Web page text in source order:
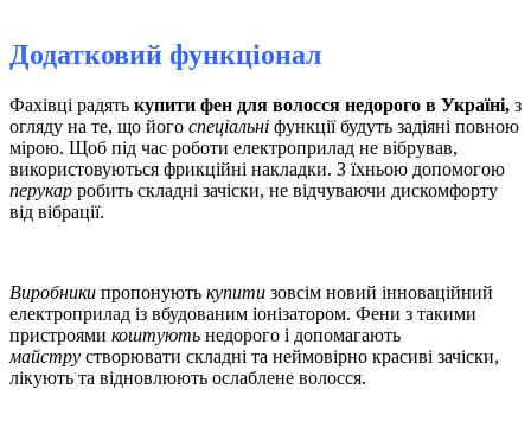
Додатковий функціонал
Фахівці радять купити фен для волосся недорого в Україні, з
огляду на те, що його спеціальні функції будуть задіяні повною
мірою. Щоб під час роботи електроприлад не вібрував,
використовуються фрикційні накладки. З їхньою допомогою
перукар робить складні зачіски, не відчуваючи дискомфорту
від вібрації.
Виробники пропонують купити зовсім новий інноваційний
електроприлад із вбудованим іонізатором. Фени з такими
пристроями коштують недорого і допомагають
майстру створювати складні та неймовірно красиві зачіски,
лікують та відновлюють ослаблене волосся.